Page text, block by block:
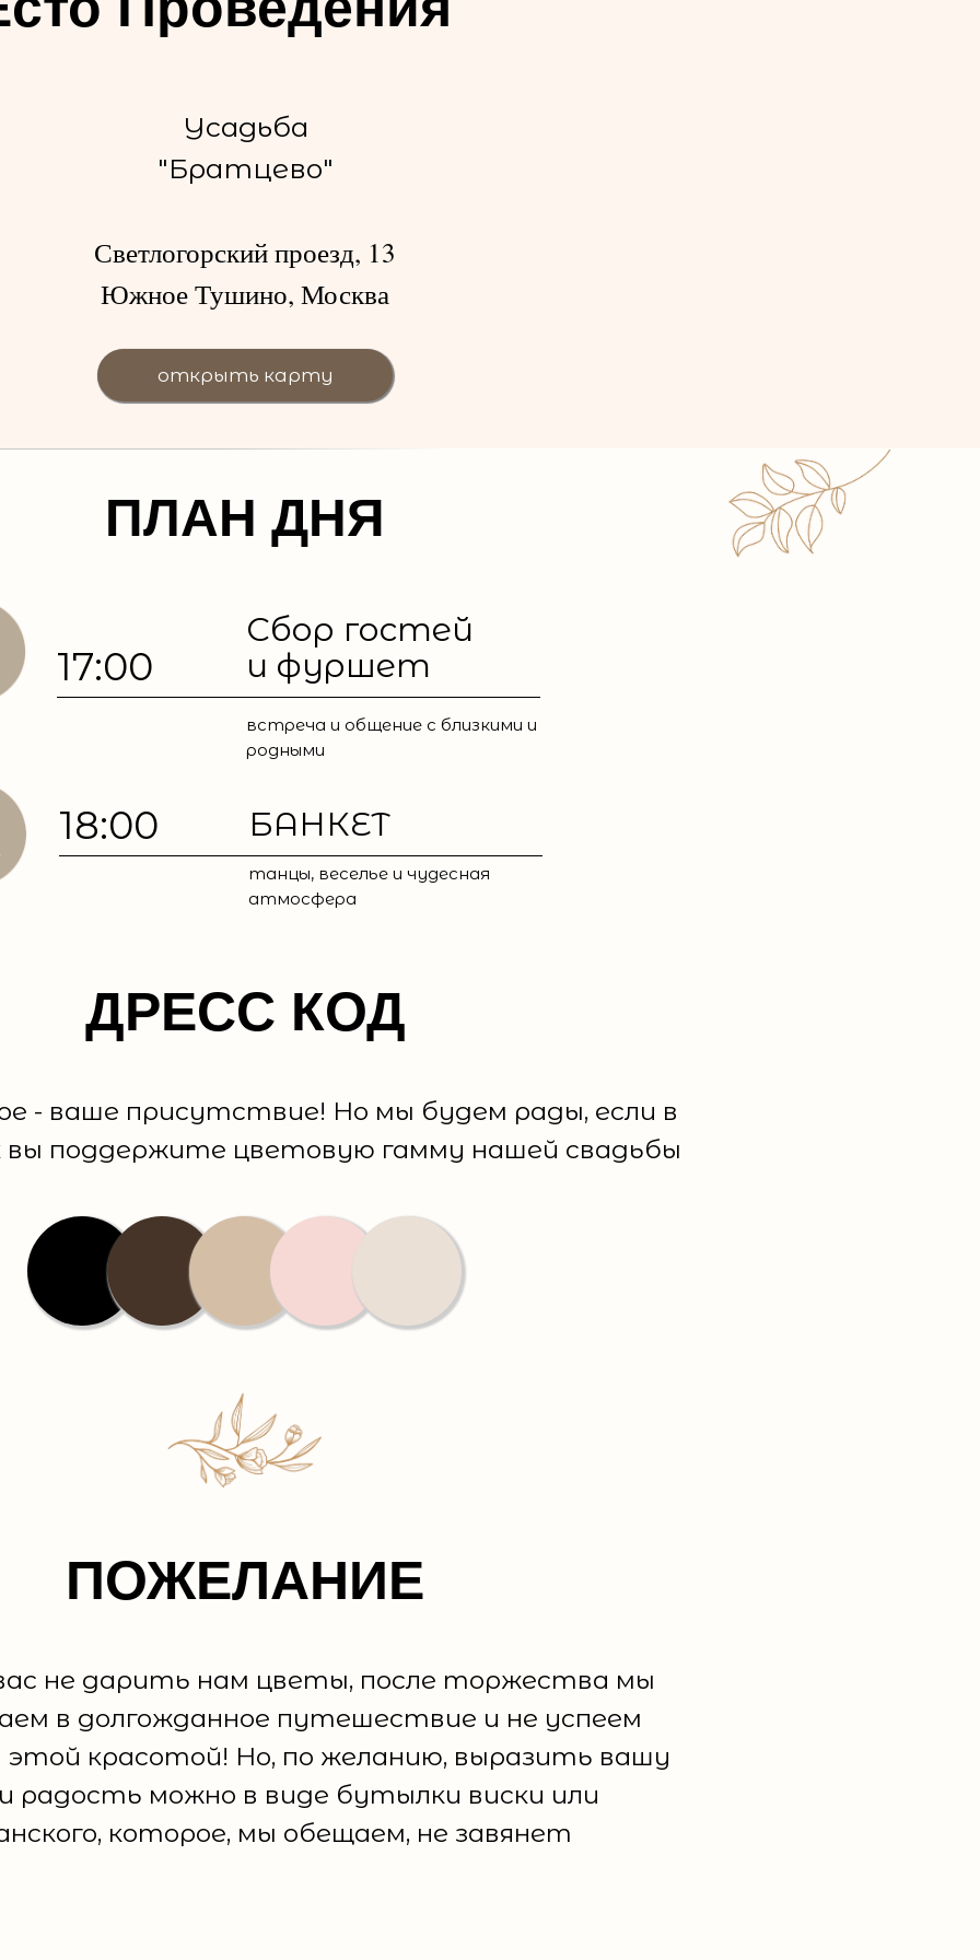
кругу наших гостей
открыть карту
Усадьба
"Братцево"
Светлогорский проезд, 13
Южное Тушино, Москва
ПЛАН ДНЯ
17:00
Сбор гостей
и фуршет
встреча и общение с близкими и
родными
18:00 БАНКЕТ
танцы, веселье и чудесная
атмосфера
ДРЕСС КОД
- ваше присутствие! Но мы будем рады, если в
вы поддержите цветовую гамму нашей свадьбы
ПОЖЕЛАНИЕ
не дарить нам цветы, после торжества мы
в долгожданное путешествие и не успеем
этой красотой! Но, по желанию, выразить вашу
радость можно в виде бутылки виски или
которое, мы обещаем, не завянет